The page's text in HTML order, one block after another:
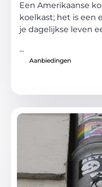
Een Amerikaanse
koelkast; het is een
je dagelijkse leven
...
Aanbiedingen